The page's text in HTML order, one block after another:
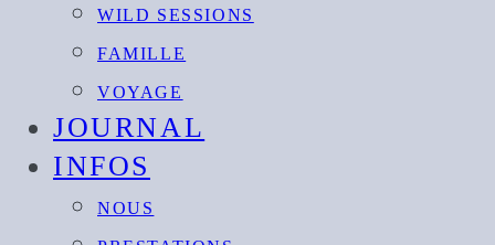
WILD SESSIONS
FAMILLE
VOYAGE
JOURNAL
INFOS
NOUS